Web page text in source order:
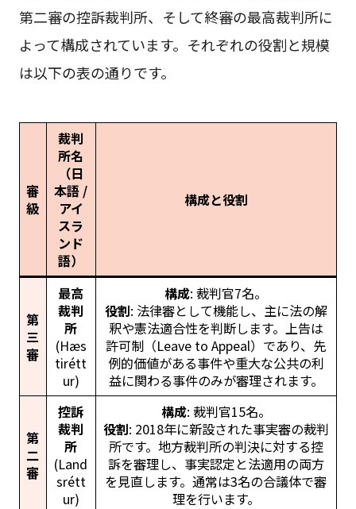
第二審の控訴裁判所、そして終審の最高裁判所に
よって構成されています。それぞれの役割と規模
は以下の表の通りです。
審
級
裁判
所名
（日
本語 /
アイ
スラ
ンド
語）
構成と役割
第
三
審
最高
裁判
所
(Hæs
tirétt
ur)
構成: 裁判官7名。
役割: 法律審として機能し、主に法の解
釈や憲法適合性を判断します。上告は
許可制（Leave to Appeal）であり、先
例的価値がある事件や重大な公共の利
益に関わる事件のみが審理されます。
第
二
審
控訴
裁判
所
(Land
srétt
ur)
構成: 裁判官15名。
役割: 2018年に新設された事実審の裁判
所です。地方裁判所の判決に対する控
訴を審理し、事実認定と法適用の両方
を見直します。通常は3名の合議体で審
理を行います。